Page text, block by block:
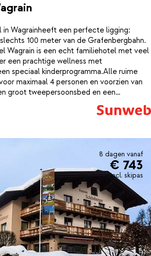
Wagrainheeft een perfecte ligging:
100 meter van de Grafenbergbahn.
Wagrain is een echt familiehotel met veel
een prachtige wellness met
speciaal kinderprogramma.Alle ruime
maximaal 4 personen en voorzien van
groot tweepersoonsbed en een
restaurant geniet je ’s morgens van
en ’s avonds van de lekkerste
m² ontspan je in het overdekte zwembad
bubbelbad, sauna’s, infraroodcabines en
Daarnaast zijn er massages en
mogelijk of kun je sporten in de gym.
de kids zich in de gezellige mini‑ of
en jeugdgedeelte wordt momenteel
met een nieuwe indoor activity area van
en interactieve activiteiten zoals
en springelementen, een multisportveld
hotel voor een complete, sportieve
8 dagen vanaf
€ 743
incl. skipas